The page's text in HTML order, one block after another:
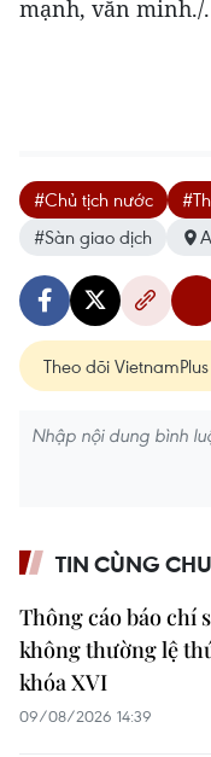
mạnh, văn minh./.
#Chủ tịch nước
#Sàn giao dịch
Theo dõi VietnamPlus
TIN CÙNG
Thông cáo báo chí
không thường lệ
khóa XVI
09/08/2026 14:39